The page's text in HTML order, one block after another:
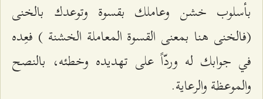
بأسلوب خشن وعاملك بقسوة وتوعدك بالخنى
(فالخنى هنا بمعنى القسوة المعاملة الخشنة ) فعِده
في جوابك له وردّاً على تهديده وخطئه، بالنصح
والموعظة والرعاية.